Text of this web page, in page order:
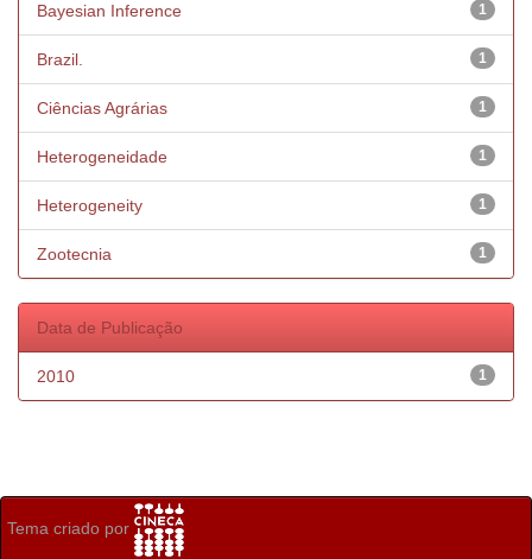
1
Bayesian Inference
1
Brazil.
1
Ciências Agrárias
1
Heterogeneidade
1
Heterogeneity
1
Zootecnia
Data de Publicação
1
2010
Tema criado por